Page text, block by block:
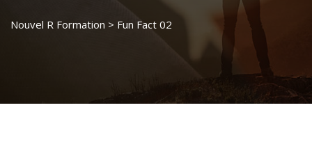
Nouvel R Formation > Fun Fact 02